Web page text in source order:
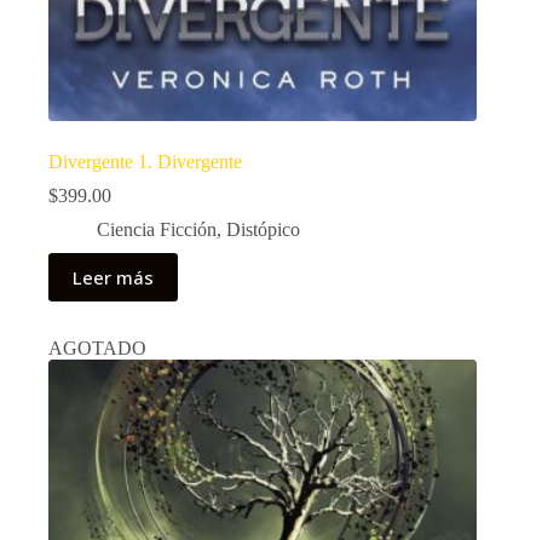
Divergente 1. Divergente
$399.00
Ciencia Ficción, Distópico
Leer más
AGOTADO